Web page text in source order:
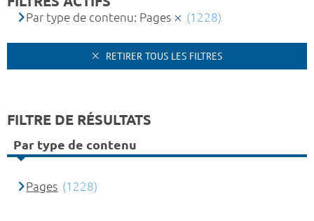
Par type de contenu: Pages (1228)
RETIRER TOUS LES FILTRES
FILTRE DE RÉSULTATS
Par type de contenu
Pages (1228)